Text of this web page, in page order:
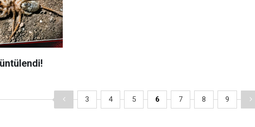
3 4 5 6 7 8 9